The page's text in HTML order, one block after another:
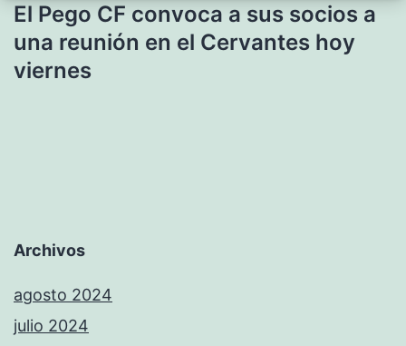
El Pego CF convoca a sus socios a
una reunión en el Cervantes hoy
viernes
Archivos
agosto 2024
julio 2024